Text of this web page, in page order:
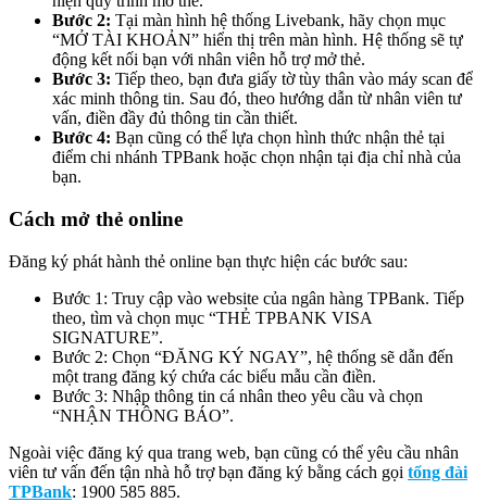
Bước 2: Tại màn hình hệ thống Livebank, hãy chọn mục
“MỞ TÀI KHOẢN” hiển thị trên màn hình. Hệ thống sẽ tự
động kết nối bạn với nhân viên hỗ trợ mở thẻ.
Bước 3: Tiếp theo, bạn đưa giấy tờ tùy thân vào máy scan để
xác minh thông tin. Sau đó, theo hướng dẫn từ nhân viên tư
vấn, điền đầy đủ thông tin cần thiết.
Bước 4: Bạn cũng có thể lựa chọn hình thức nhận thẻ tại
điểm chi nhánh TPBank hoặc chọn nhận tại địa chỉ nhà của
bạn.
Cách mở thẻ online
Đăng ký phát hành thẻ online bạn thực hiện các bước sau:
Bước 1: Truy cập vào website của ngân hàng TPBank. Tiếp
theo, tìm và chọn mục “THẺ TPBANK VISA
SIGNATURE”.
Bước 2: Chọn “ĐĂNG KÝ NGAY”, hệ thống sẽ dẫn đến
một trang đăng ký chứa các biểu mẫu cần điền.
Bước 3: Nhập thông tin cá nhân theo yêu cầu và chọn
“NHẬN THÔNG BÁO”.
Ngoài việc đăng ký qua trang web, bạn cũng có thể yêu cầu nhân
viên tư vấn đến tận nhà hỗ trợ bạn đăng ký bằng cách gọi tổng đài
TPBank: 1900 585 885.